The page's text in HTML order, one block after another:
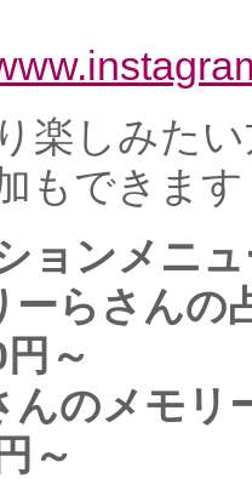
楽しみた
もできます
ョンメニ
ーらさんの
～
んのメモリ
～